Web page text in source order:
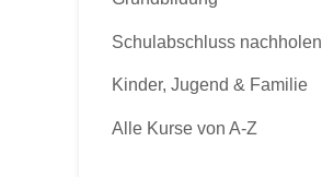
Schulabschluss nachholen
Kinder, Jugend & Familie
Alle Kurse von A-Z